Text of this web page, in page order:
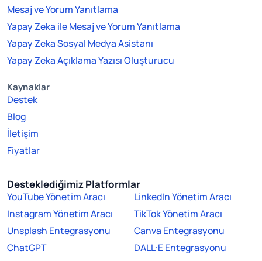
Mesaj ve Yorum Yanıtlama
Yapay Zeka ile Mesaj ve Yorum Yanıtlama
Yapay Zeka Sosyal Medya Asistanı
Yapay Zeka Açıklama Yazısı Oluşturucu
Kaynaklar
Destek
Blog
İletişim
Fiyatlar
Desteklediğimiz Platformlar
YouTube Yönetim Aracı
LinkedIn Yönetim Aracı
Instagram Yönetim Aracı
TikTok Yönetim Aracı
Unsplash Entegrasyonu
Canva Entegrasyonu
ChatGPT
DALL·E Entegrasyonu